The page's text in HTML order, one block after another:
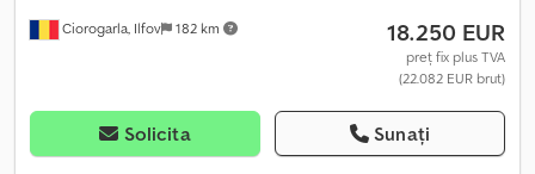
Ciorogarla, Ilfov 182 km 18.250 EUR
preț fix plus TVA
(22.082 EUR brut)
Solicita Sunați